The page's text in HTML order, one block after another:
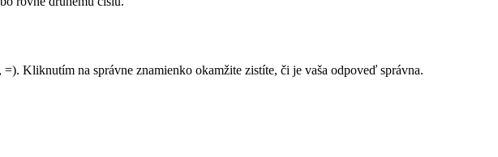
Kliknutím na správne znamienko okamžite zistíte, či je vaša odpoveď správna.